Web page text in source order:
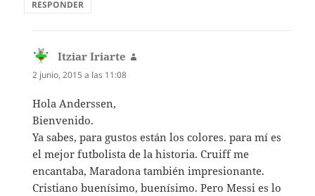
RESPONDER
Itziar Iriarte
2 junio, 2015 a las 11:08
Hola Anderssen,
Bienvenido.
Ya sabes, para gustos están los colores. para mí es
el mejor futbolista de la historia. Cruiff me
encantaba, Maradona también impresionante.
Cristiano buenísimo, buenísimo. Pero Messi es lo